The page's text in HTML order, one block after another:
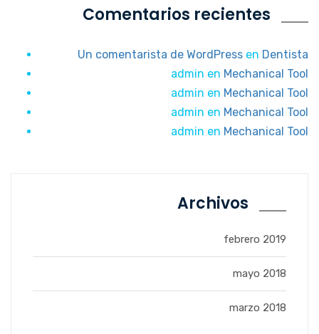
Comentarios recientes
Un comentarista de WordPress en Dentista
admin en Mechanical Tool
admin en Mechanical Tool
admin en Mechanical Tool
admin en Mechanical Tool
Archivos
febrero 2019
mayo 2018
marzo 2018